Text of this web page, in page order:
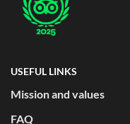
USEFUL LINKS
Mission and values
FAQ